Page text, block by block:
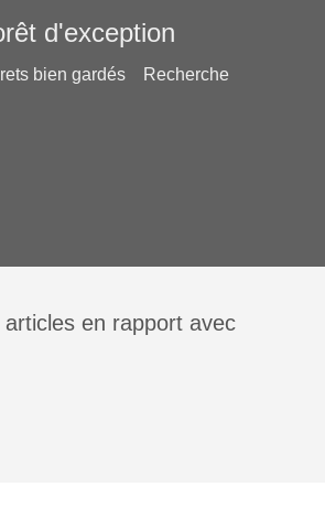
d'exception
bien gardés Recherche
en rapport avec